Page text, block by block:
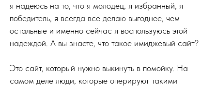
я надеюсь на то, что я молодец, я избранный, я
победитель, я всегда все делаю выгоднее, чем
остальные и именно сейчас я воспользуюсь этой
надеждой. А вы знаете, что такое имиджевый сайт?
Это сайт, который нужно выкинуть в помойку. На
самом деле люди, которые оперируют такими